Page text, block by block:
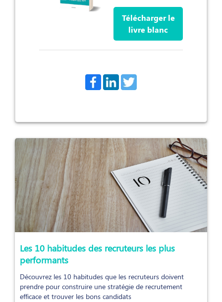
Télécharger le
livre blanc
Les 10 habitudes des recruteurs les plus
performants
Découvrez les 10 habitudes que les recruteurs doivent
prendre pour construire une stratégie de recrutement
efficace et trouver les bons candidats